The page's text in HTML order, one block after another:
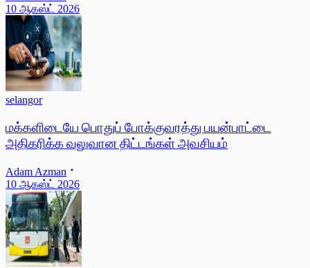
10 ஆகஸ்ட் 2026
selangor
மக்களிடையே பொதுப் போக்குவரத்து பயன்பாட்டை
அதிகரிக்க வலுவான திட்டங்கள் அவசியம்
Adam Azman
10 ஆகஸ்ட் 2026